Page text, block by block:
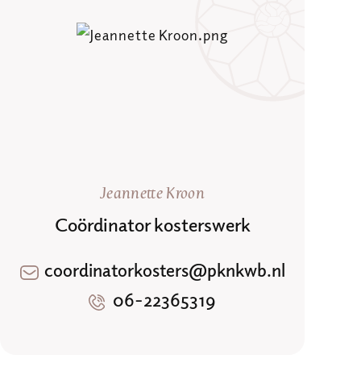
Jeannette Kroon
Coördinator kosterswerk
coordinatorkosters@pknkwb.nl
06-22365319